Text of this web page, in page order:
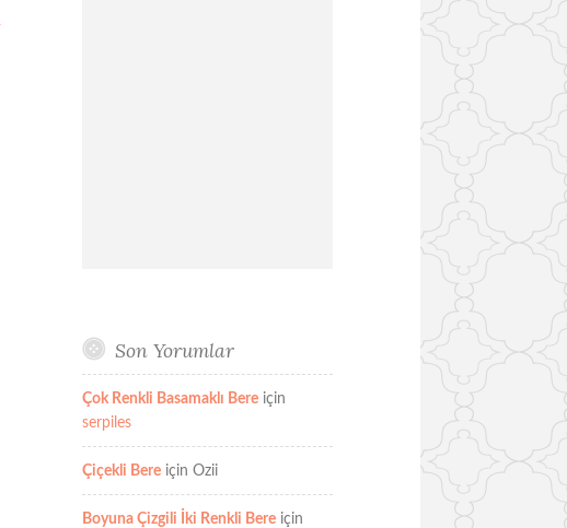
Son Yorumlar
Çok Renkli Basamaklı Bereiçin
serpiles
Çiçekli Bereiçin Ozii
Boyuna Çizgili İki Renkli Bereiçin